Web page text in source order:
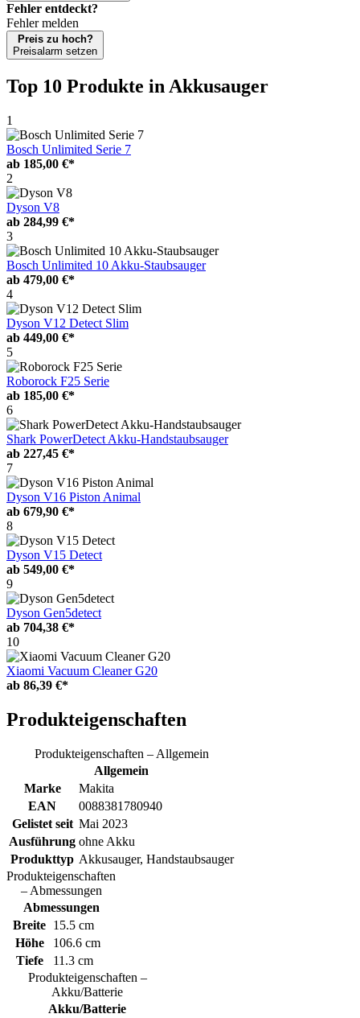
Fehler entdeckt?
Fehler melden
Preis zu hoch?
Preisalarm setzen
Top 10 Produkte in Akkusauger
1
Bosch Unlimited Serie 7
ab 185,00 €*
2
Dyson V8
ab 284,99 €*
3
Bosch Unlimited 10 Akku-Staubsauger
ab 479,00 €*
4
Dyson V12 Detect Slim
ab 449,00 €*
5
Roborock F25 Serie
ab 185,00 €*
6
Shark PowerDetect Akku-Handstaubsauger
ab 227,45 €*
7
Dyson V16 Piston Animal
ab 679,90 €*
8
Dyson V15 Detect
ab 549,00 €*
9
Dyson Gen5detect
ab 704,38 €*
10
Xiaomi Vacuum Cleaner G20
ab 86,39 €*
Produkteigenschaften
Produkteigenschaften – Allgemein
Allgemein
Marke
Makita
EAN
0088381780940
Gelistet seit Mai 2023
Ausführung ohne Akku
Produkttyp Akkusauger, Handstaubsauger
Produkteigenschaften
– Abmessungen
Abmessungen
Breite 15.5 cm
Höhe
106.6 cm
Tiefe
11.3 cm
Produkteigenschaften –
Akku/Batterie
Akku/Batterie